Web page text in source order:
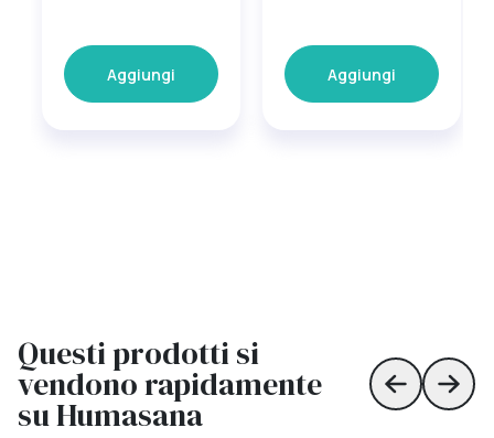
Aggiungi Aggiungi
Questi prodotti si
vendono rapidamente
su Humasana Skip toSkip